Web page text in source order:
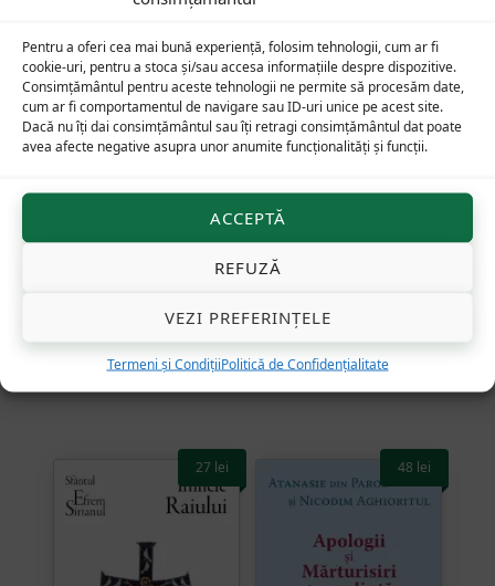
Pentru a oferi cea mai bună experiență, folosim tehnologii, cum ar fi
cookie-uri, pentru a stoca și/sau accesa informațiile despre dispozitive.
Consimțământul pentru aceste tehnologii ne permite să procesăm date,
cum ar fi comportamentul de navigare sau ID-uri unice pe acest site.
Dacă nu îți dai consimțământul sau îți retragi consimțământul dat poate
avea afecte negative asupra unor anumite funcționalități și funcții.
ACCEPTĂ
REFUZĂ
VEZI PREFERINȚELE
Termeni și CondițiiPolitică de Confidențialitate
Icoana Sfintei Treimi a
Rubliov sau „Celălalt
Paraclet”
Paraclisul și Acatistul
Iisus (cu câteva texte de
Filocalie)
Evaluat la
27 lei 48 lei